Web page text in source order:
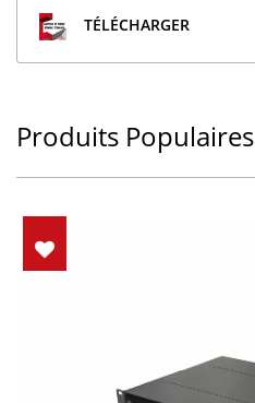
TÉLÉCHARGER
Produits Populaires